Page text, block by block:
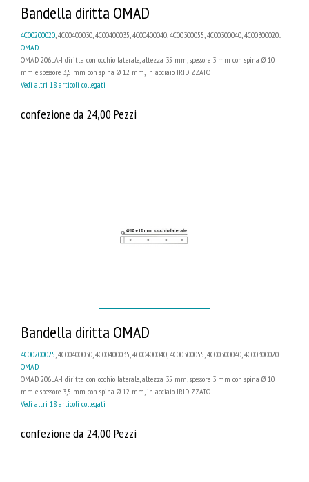
Bandella diritta OMAD
4C00200020, 4C00400030, 4C00400035, 4C00400040, 4C00300055, 4C00300040, 4C00300020...
OMAD
OMAD 206LA-I diritta con occhio laterale, altezza 35 mm, spessore 3 mm con spina Ø 10
mm e spessore 3,5 mm con spina Ø 12 mm, in acciaio IRIDIZZATO
Vedi altri 18 articoli collegati
confezione da 24,00 Pezzi
Bandella diritta OMAD
4C00200025 , 4C00400030, 4C00400035, 4C00400040, 4C00300055, 4C00300040, 4C00300020...
OMAD
OMAD 206LA-I diritta con occhio laterale, altezza 35 mm, spessore 3 mm con spina Ø 10
mm e spessore 3,5 mm con spina Ø 12 mm, in acciaio IRIDIZZATO
Vedi altri 18 articoli collegati
confezione da 24,00 Pezzi